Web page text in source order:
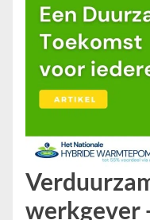
werkgever